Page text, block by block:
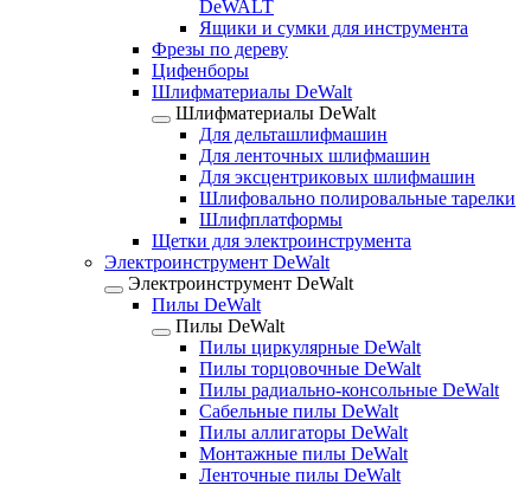
DeWALT
Ящики и сумки для инструмента
Фрезы по дереву
Цифенборы
Шлифматериалы DeWalt
Шлифматериалы DeWalt
Для дельташлифмашин
Для ленточных шлифмашин
Для эксцентриковых шлифмашин
Шлифовально полировальные тарелки
Шлифплатформы
Щетки для электроинструмента
Электроинструмент DeWalt
Электроинструмент DeWalt
Пилы DeWalt
Пилы DeWalt
Пилы циркулярные DeWalt
Пилы торцовочные DeWalt
Пилы радиально-консольные DeWalt
Сабельные пилы DeWalt
Пилы аллигаторы DeWalt
Монтажные пилы DeWalt
Ленточные пилы DeWalt